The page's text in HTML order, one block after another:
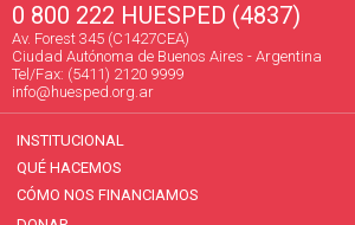
0 800 222 HUESPED (4837)
Av. Forest 345 (C1427CEA)
Ciudad Autónoma de Buenos Aires - Argentina
Tel/Fax: (5411) 2120 9999
info@huesped.org.ar
INSTITUCIONAL
QUÉ HACEMOS
CÓMO NOS FINANCIAMOS